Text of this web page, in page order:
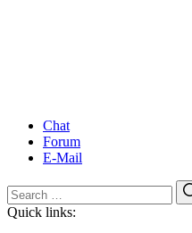
Chat
Forum
E-Mail
Search
for:
Quick links: